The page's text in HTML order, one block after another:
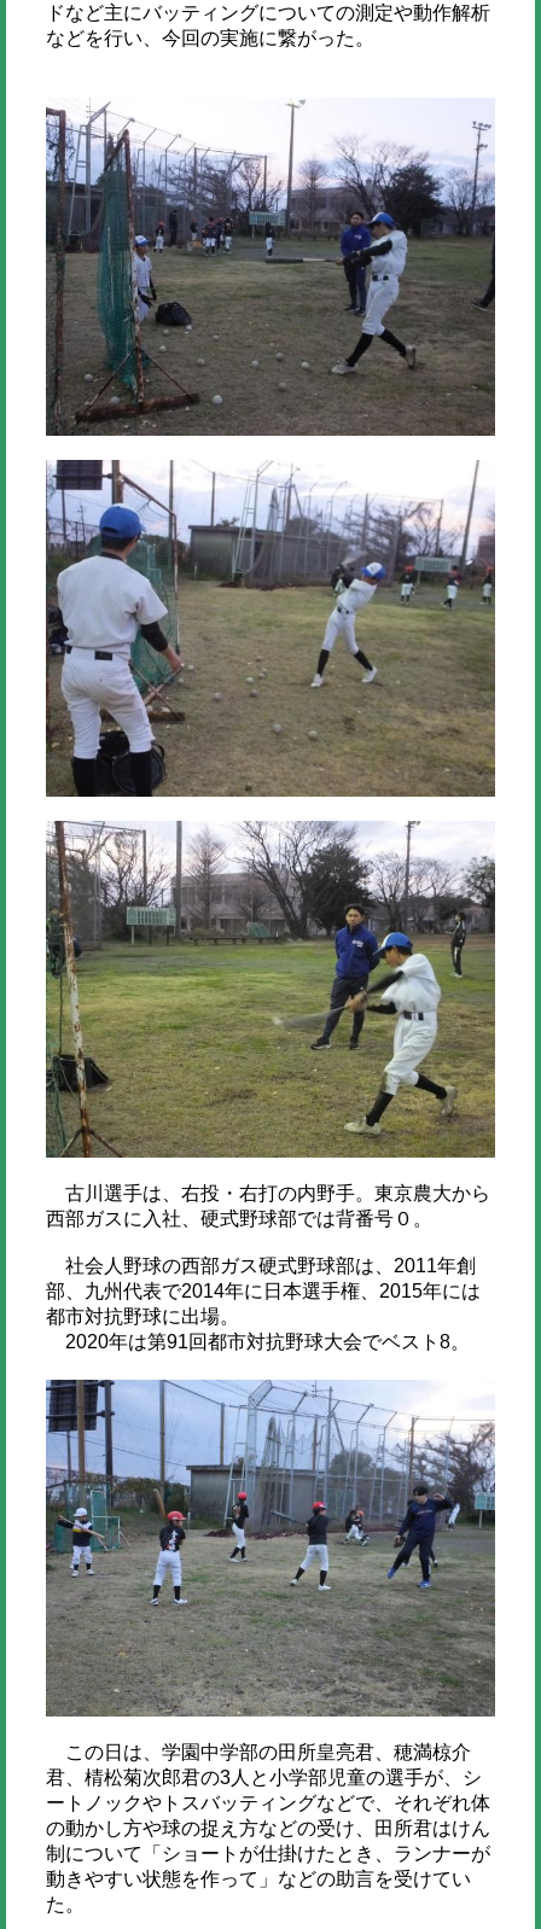
ドなど主にバッティングについての測定や動作解析
などを行い、今回の実施に繋がった。
古川選手は、右投・右打の内野手。東京農大から
西部ガスに入社、硬式野球部では背番号０。
社会人野球の西部ガス硬式野球部は、2011年創
部、九州代表で2014年に日本選手権、2015年には
都市対抗野球に出場。
2020年は第91回都市対抗野球大会でベスト8。
この日は、学園中学部の田所皇亮君、穂満椋介
君、棈松菊次郎君の3人と小学部児童の選手が、シ
ートノックやトスバッティングなどで、それぞれ体
の動かし方や球の捉え方などの受け、田所君はけん
制について「ショートが仕掛けたとき、ランナーが
動きやすい状態を作って」などの助言を受けてい
た。